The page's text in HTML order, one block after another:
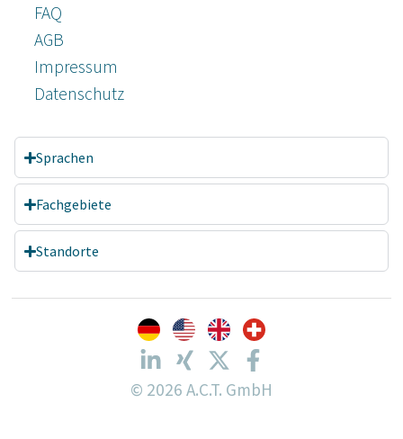
FAQ
AGB
Impressum
Datenschutz­
Sprachen
Fachgebiete
Standorte
© 2026 A.C.T. GmbH